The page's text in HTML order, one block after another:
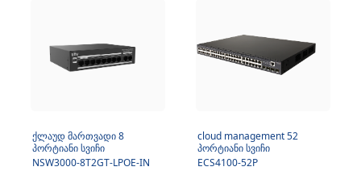
ქლაუდ მართვადი 8
პორტიანი სვიჩი
NSW3000-8T2GT-LPOE-IN
cloud management 52
პორტიანი სვიჩი
ECS4100-52P